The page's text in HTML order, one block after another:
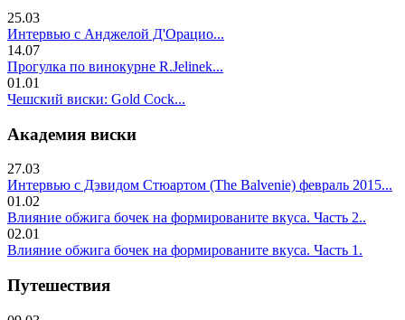
25.03
Интервью с Анджелой Д'Орацио...
14.07
Прогулка по винокурне R.Jelinek...
01.01
Чешский виски: Gold Cock...
Академия виски
27.03
Интервью с Дэвидом Стюартом (The Balvenie) февраль 2015...
01.02
Влияние обжига бочек на формированите вкуса. Часть 2..
02.01
Влияние обжига бочек на формированите вкуса. Часть 1.
Путешествия